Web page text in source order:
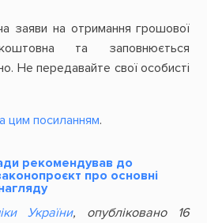
заяви на отримання грошової
та заповнюється
Не передавайте свої особисті
цим посиланням.
рекомендував до
про основні
України, опубліковано 16